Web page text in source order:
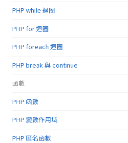
PHP while 迴圈
PHP for 迴圈
PHP foreach 迴圈
PHP break 與 continue
函數
PHP 函數
PHP 變數作用域
PHP 匿名函數